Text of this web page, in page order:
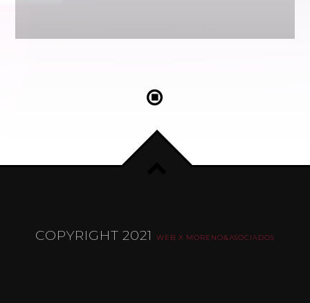
COPYRIGHT 2021WEB X MORENO&ASOCIADOS